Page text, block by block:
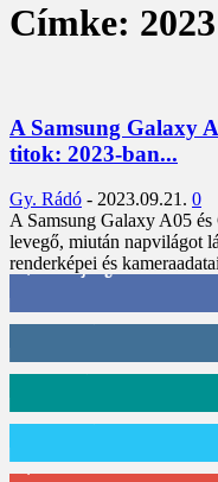
Címke:
A Samsung Galaxy
titok: 2023-ban...
Gy. Rádó - 2023.09.21. 0
A Samsung Galaxy A05
levegő, miután napvilágot
renderképei és
3,452 Rajongók